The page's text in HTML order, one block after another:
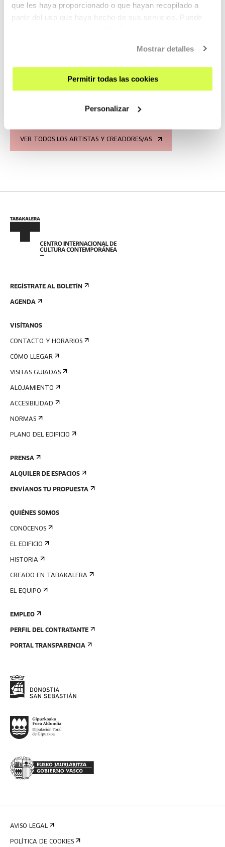
que les haya proporcionado o que hayan recopilado a
partir del uso que haya hecho de sus servicios. Puede
Mostrar detalles
Permitir todas las cookies
Personalizar
Bailar por bailar
al espacio de libertad que se abre cuando realmente nos
VER TODOS LOS ARTISTAS Y CREADORES/AS
REGÍSTRATE AL BOLETÍN
AGENDA
VISÍTANOS
CONTACTO Y HORARIOS
CÓMO LLEGAR
VISITAS GUIADAS
ALOJAMIENTO
ACCESIBILIDAD
NORMAS
PLANO DEL EDIFICIO
PRENSA
ALQUILER DE ESPACIOS
ENVÍANOS TU PROPUESTA
QUIÉNES SOMOS
CONÓCENOS
EL EDIFICIO
HISTORIA
CREADO EN TABAKALERA
EL EQUIPO
EMPLEO
PERFIL DEL CONTRATANTE
PORTAL TRANSPARENCIA
AVISO LEGAL
POLÍTICA DE COOKIES